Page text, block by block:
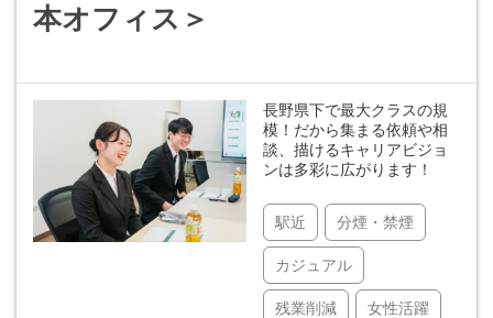
本オフィス＞
長野県下で最大クラスの規
模！だから集まる依頼や相
談、描けるキャリアビジョ
ンは多彩に広がります！
駅近 分煙・禁煙
カジュアル
残業削減 女性活躍